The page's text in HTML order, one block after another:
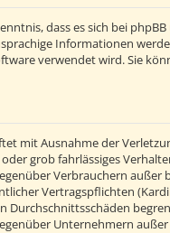
dass es sich bei
Informationen
verwendet wird. Sie
mit Ausnahme der
grob fahrlässiges
Verbrauchern
Vertragspflichten
Durchschnittsschäden
Unternehmern